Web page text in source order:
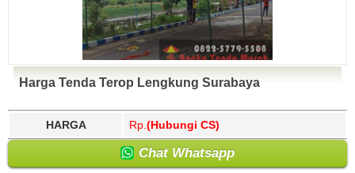
Harga Tenda Terop Lengkung Surabaya
HARGA Rp. (Hubungi CS)
Chat Whatsapp